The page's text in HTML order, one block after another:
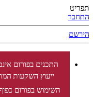
תפריט
התחבר
הירשם
התכנים בפורום
ייעוץ השקעות
השימוש בפורום